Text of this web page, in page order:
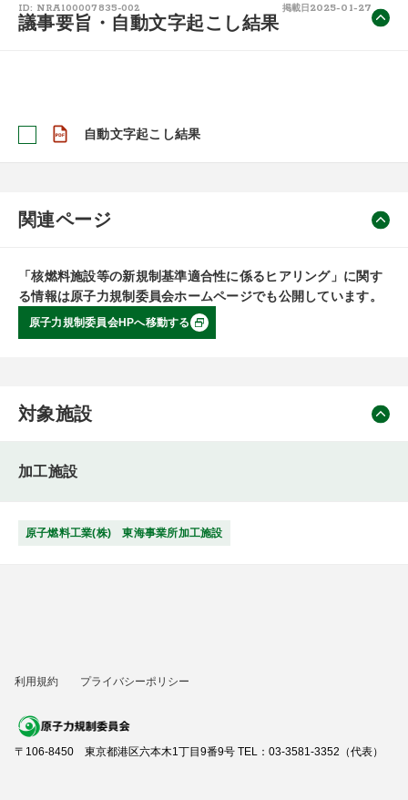
ID: NRA100007835-002 掲載日 2025-01-27
議事要旨・自動文字起こし結果
自動文字起こし結果
関連ページ
「核燃料施設等の新規制基準適合性に係るヒアリング」に関す
る情報は原子力規制委員会ホームページでも公開しています。
原子力規制委員会HPへ移動する
対象施設
加工施設
原子燃料工業(株) 東海事業所加工施設
利用規約 プライバシーポリシー
〒106-8450 東京都港区六本木1丁目9番9号 TEL：03-3581-3352（代表）